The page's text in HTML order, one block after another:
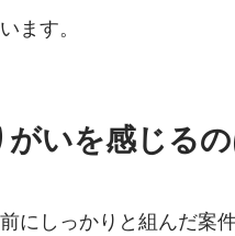
ます。
いを感じる
にしっかりと組んだ案